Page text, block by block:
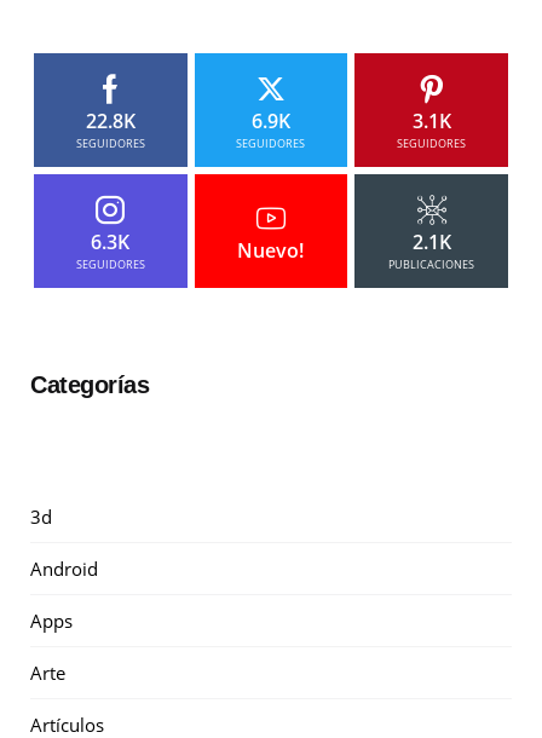
22.8K
SEGUIDORES
6.9K
SEGUIDORES
3.1K
SEGUIDORES
6.3K
SEGUIDORES
Nuevo! 2.1K
PUBLICACIONES
Categorías
3d
Android
Apps
Arte
Artículos